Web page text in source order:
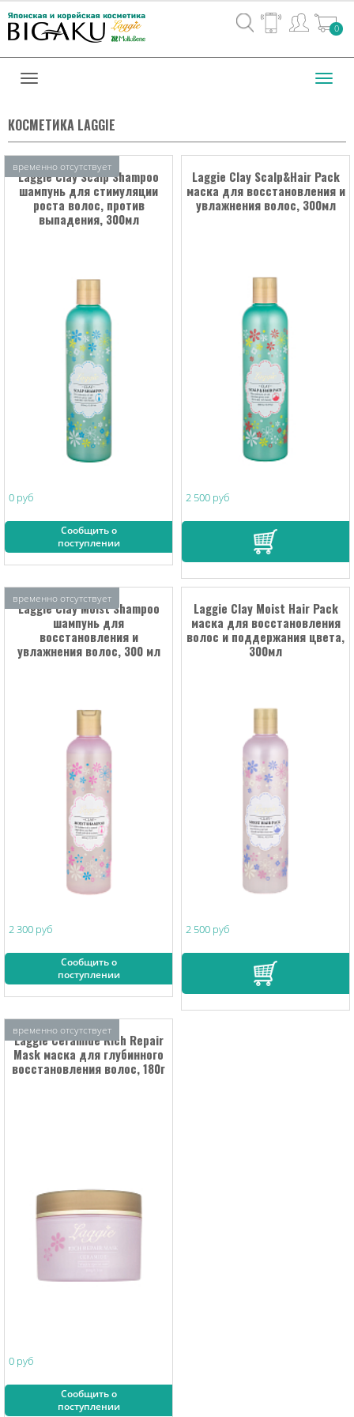
Вход
/
0
КОСМЕТИКА LAGGIE
Laggie Clay Scalp Shampoo
шампунь для стимуляции
роста волос, против
выпадения, 300мл
0 руб
временно отсутствует
Сообщить о
поступлении
Laggie Clay Scalp&Hair Pack
маска для восстановления и
увлажнения волос, 300мл
2 500 руб
Laggie Clay Moist Shampoo
шампунь для
восстановления и
увлажнения волос, 300 мл
2 300 руб
временно отсутствует
Сообщить о
поступлении
Laggie Clay Moist Hair Pack
маска для восстановления
волос и поддержания цвета,
300мл
2 500 руб
Laggie Ceramide Rich Repair
Mask маска для глубинного
восстановления волос, 180г
0 руб
временно отсутствует
Сообщить о
поступлении